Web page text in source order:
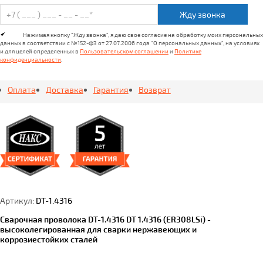
Жду звонка
Нажимая кнопку "Жду звонка", я даю свое согласие на обработку моих персональных
данных в соответствии с №152-ФЗ от 27.07.2006 года "О персональных данных", на условиях
и для целей определенных в Пользовательском соглашении и Политике
конфиденциальности
Оплата Доставка Гарантия Возврат
Артикул: DT-1.4316
Сварочная проволока DT-1.4316 DT 1.4316 (ER308LSi) -
высоколегированная для сварки нержавеющих и
коррозиестойких сталей